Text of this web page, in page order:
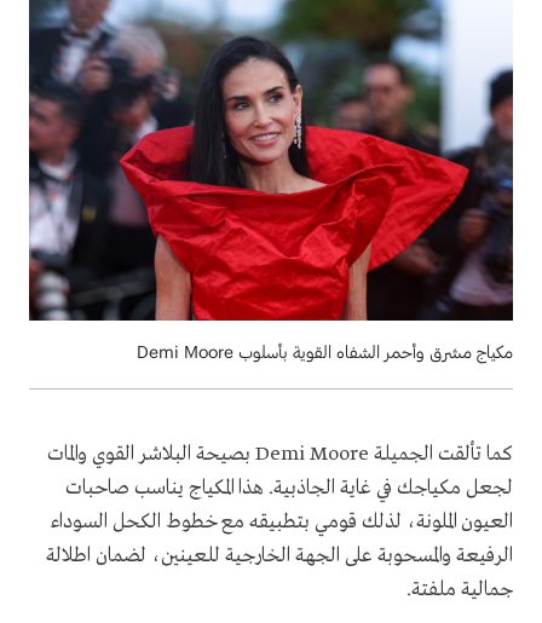
مكياج مشرق وأحمر الشفاه القوية بأسلوب Demi Moore
كما تألقت الجميلة Demi Moore بصيحة البلاشر القوي والمات
لجعل مكياجك في غاية الجاذبية. هذا المكياج يناسب صاحبات
العيون الملونة، لذلك قومي بتطبيقه مع خطوط الكحل السوداء
الرفيعة والمسحوبة على الجهة الخارجية للعينين، لضمان اطلالة
جمالية ملفتة.